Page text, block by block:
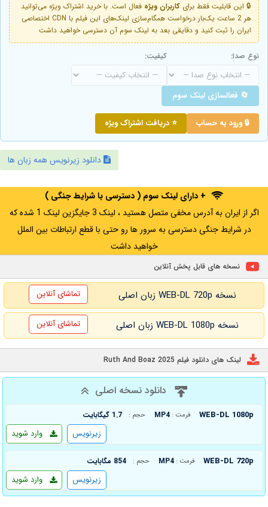
🔒 این قابلیت فقط برای کاربران ویژه فعال است. با خرید اشتراک ویژه می‌توانید
هر 2 ساعت یک‌بار درخواست همگام‌سازی لینک‌های این فیلم با CDN اختصاصی
ایران را ثبت کنید و دقایقی بعد به لینک سوم آن دسترسی خواهید داشت
نوع صدا: کیفیت:
🔄 فعالسازی لینک سوم
🔒 ورود به حساب ⭐ دریافت اشتراک ویژه
دانلود زیرنویس همه زبان ها
+ دارای لینک سوم ( دسترسی با شرایط جنگی )
اگر از ایران به آدرس مخفی متصل هستید ، لینک 3 جایگزین لینک 1 شده که
در شرایط جنگی دسترسی به سرور ها رو حتی با قطع ارتباطات بین الملل
خواهید داشت
نسخه های قابل پخش آنلاین
نسخه WEB-DL 720p زبان اصلی تماشای آنلاین
نسخه WEB-DL 1080p زبان اصلی تماشای آنلاین
لینک های دانلود فیلم Ruth And Boaz 2025
دانلود نسخه اصلی
WEB-DL 1080p فرمت : MP4 حجم : 1.7 گیگابایت
وارد شوید زیرنویس
WEB-DL 720p فرمت : MP4 حجم : 854 مگابایت
وارد شوید زیرنویس